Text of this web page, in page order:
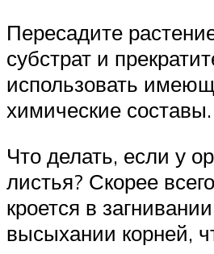
Пересадите
субстрат и
использовать
химические составы.
Что делать, если у
листья? Скорее
кроется в
высыхании корней,